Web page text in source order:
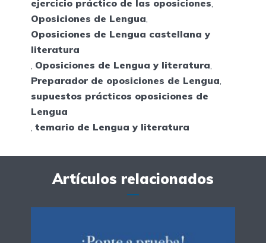
ejercicio práctico de las oposiciones,
Oposiciones de Lengua,
Oposiciones de Lengua castellana y
literatura
, Oposiciones de Lengua y literatura,
Preparador de oposiciones de Lengua,
supuestos prácticos oposiciones de
Lengua
, temario de Lengua y literatura
Artículos relacionados